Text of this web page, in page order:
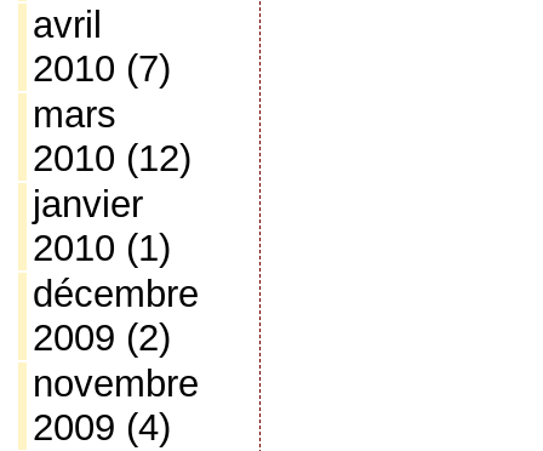
avril
2010 (7)
mars
2010 (12)
janvier
2010 (1)
décembre
2009 (2)
novembre
2009 (4)